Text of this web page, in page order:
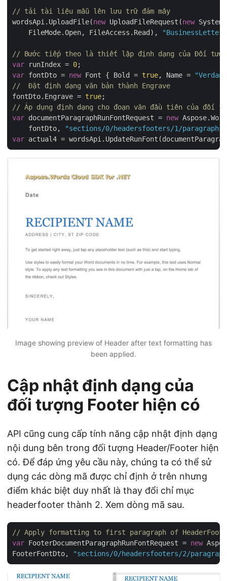
// tải tài liệu mẫu lên lưu trữ đám mây
wordsApi.UploadFile(new UploadFileRequest(new
    FileMode.Open, FileAccess.Read),
// Bước tiếp theo là thiết lập định dạng của Đối
var runIndex = 0
var fontDto = new Font { Bold = true, Name =
//  Đặt định dạng văn bản thành Engrave
fontDto.Engrave = true
// Áp dụng định dạng cho đoạn văn đầu tiên của đối
var documentParagraphRunFontRequest = new
    fontDto,
"sections/0/headersfooters/1/
var
Image showing preview of Header after text formatting has
been applied.
Cập nhật định dạng của
đối tượng Footer hiện có
API cũng cung cấp tính năng cập nhật định dạng
nội dung bên trong đối tượng Header/Footer hiện
có. Để đáp ứng yêu cầu này, chúng ta có thể sử
dụng các dòng mã được chỉ định ở trên nhưng
điểm khác biệt duy nhất là thay đổi chỉ mục
headerfooter thành 2. Xem dòng mã sau.
// Apply formatting to first paragraph of
var FooterDocumentParagraphRunFontRequest = new
FooterFontDto,
"sections/0/headersfooters/2/